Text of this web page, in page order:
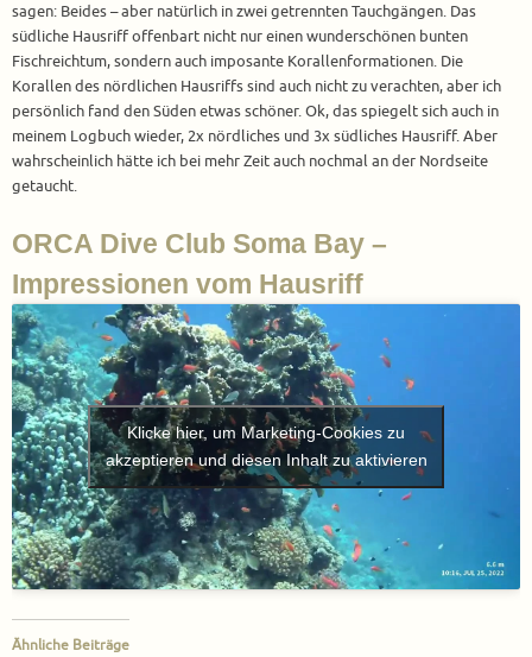
sagen: Beides – aber natürlich in zwei getrennten Tauchgängen. Das
südliche Hausriff offenbart nicht nur einen wunderschönen bunten
Fischreichtum, sondern auch imposante Korallenformationen. Die
Korallen des nördlichen Hausriffs sind auch nicht zu verachten, aber ich
persönlich fand den Süden etwas schöner. Ok, das spiegelt sich auch in
meinem Logbuch wieder, 2x nördliches und 3x südliches Hausriff. Aber
wahrscheinlich hätte ich bei mehr Zeit auch nochmal an der Nordseite
getaucht.
ORCA Dive Club Soma Bay –
Impressionen vom Hausriff
Klicke hier, um Marketing-Cookies zu
akzeptieren und diesen Inhalt zu aktivieren
Ähnliche Beiträge